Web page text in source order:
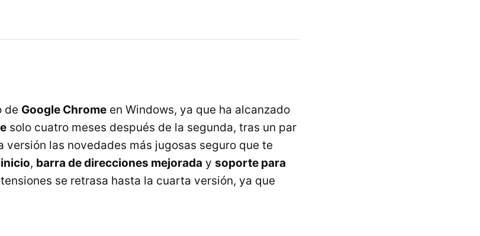
de Google Chrome en Windows, ya que ha alcanzado
solo cuatro meses después de la segunda, tras un par
versión las novedades más jugosas seguro que te
, barra de direcciones mejorada y soporte para
se retrasa hasta la cuarta versión, ya que